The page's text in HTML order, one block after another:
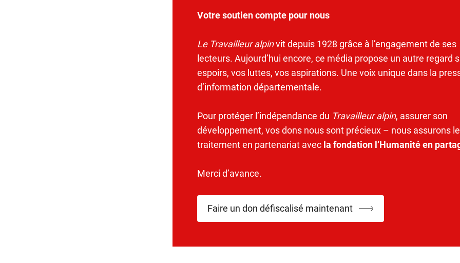
Votre soutien compte pour nous
Le Travailleur alpinvit depuis 1928 grâce à l’engagement de ses
lecteurs. Aujourd’hui encore, ce média propose un autre regard
espoirs, vos luttes, vos aspirations. Une voix unique dans la
d’information départementale.
Pour protéger l’indépendance du Travailleur alpin, assurer son
développement, vos dons nous sont précieux – nous assurons
traitement en partenariat avec la fondation l’Humanité en
Merci d’avance.
Faire un don défiscalisé maintenant